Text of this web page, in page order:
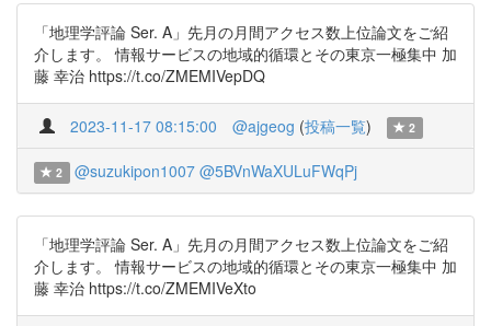
「地理学評論 Ser. A」先月の月間アクセス数上位論文をご紹
介します。 情報サービスの地域的循環とその東京一極集中 加
藤 幸治 https://t.co/ZMEMIVepDQ
2023-11-17 08:15:00 @ajgeog (投稿一覧) 2
2 @suzukipon1007 @5BVnWaXULuFWqPj
「地理学評論 Ser. A」先月の月間アクセス数上位論文をご紹
介します。 情報サービスの地域的循環とその東京一極集中 加
藤 幸治 https://t.co/ZMEMIVeXto